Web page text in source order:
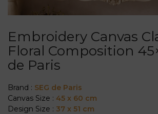
Embroidery Canvas
Floral Composition
de Paris
Brand : SEG de Paris
Canvas Size : 45 x 60 cm
Design Size : 37 x 51 cm